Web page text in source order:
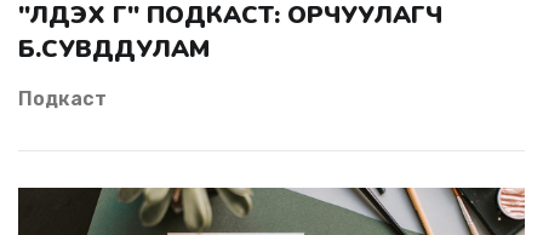
"ҮЛДЭХ ҮГ" ПОДКАСТ: ОРЧУУЛАГЧ
Б.СУВДДУЛАМ
Подкаст